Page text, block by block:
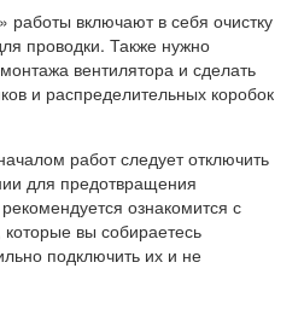
включают в себя очистку
проводки. Также нужно
вентилятора и сделать
и распределительных коробок
работ следует отключить
для предотвращения
ознакомится с
которые вы собираетесь
подключить их и не